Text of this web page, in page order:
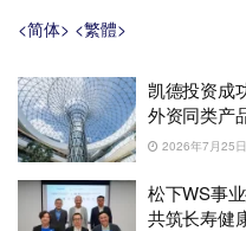
<简体> <繁體>
凯德投资成
外资同类产
2026年7月25日
松下WS事
共筑长寿健